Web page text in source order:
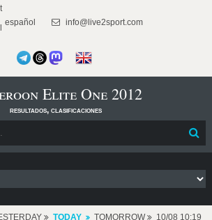
español info@live2sport.com
Elite One 2012
resultados, clasificaciones
TODAY TOMORROW 10/08 10:19